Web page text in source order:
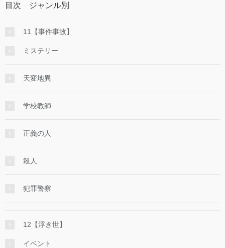
目次 ジャンル別
11【事件事故】
ミステリー
天変地異
学校教師
正義の人
殺人
犯罪警察
12【浮き世】
イベント